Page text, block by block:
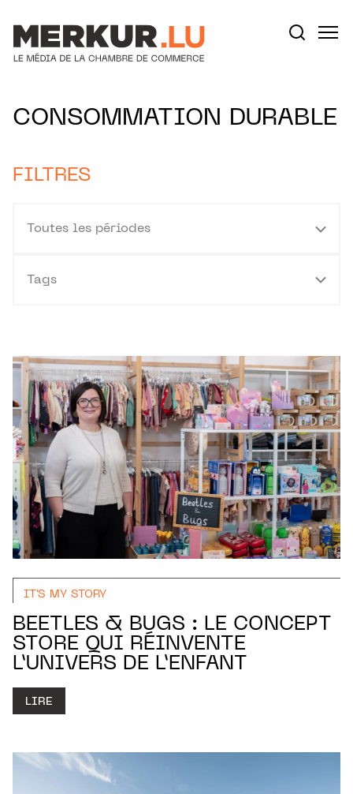
CONSOMMATION DURABLE
FILTRES
Toutes les périodes
Tags
IT'S MY STORY
BEETLES & BUGS : LE CONCEPT
STORE QUI RÉINVENTE
L’UNIVERS DE L’ENFANT
LIRE